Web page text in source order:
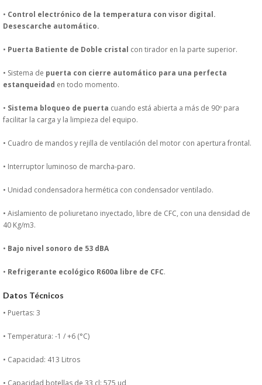
LIMPIEZA
MAQUINARIA CALIENTE
MAQUINARIA DE
ELABORACI�N
MAQUINARIA FRIA
MAQUINARIA DE LIMPIEZA
MUEBLES INOX. COCINA
CUCHILLOS DE COCINA
• Control electrónico de la temperatura con visor digital.
Desescarche automático.
• Puerta Batiente de Doble cristal con tirador en la parte superior.
• Sistema de puerta con cierre automático para una perfecta
estanqueidad en todo momento.
• Sistema bloqueo de puerta cuando está abierta a más de 90º para
facilitar la carga y la limpieza del equipo.
• Cuadro de mandos y rejilla de ventilación del motor con apertura frontal.
• Interruptor luminoso de marcha-paro.
• Unidad condensadora hermética con condensador ventilado.
• Aislamiento de poliuretano inyectado, libre de CFC, con una densidad de
40 Kg/m3.
• Bajo nivel sonoro de 53 dBA
• Refrigerante ecológico R600a libre de CFC.
Datos Técnicos
• Puertas: 3
• Temperatura: -1 / +6 (°C)
• Capacidad: 413 Litros
• Capacidad botellas de 33 cl: 575 ud